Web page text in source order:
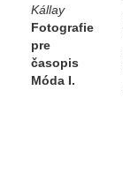
Kállay
Fotografie
pre
časopis
Móda I.